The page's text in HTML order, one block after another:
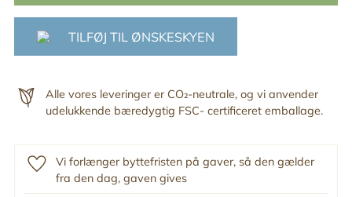
TILFØJ TIL ØNSKESKYEN
Alle vores leveringer er CO₂-neutrale, og vi anvender
udelukkende bæredygtig FSC- certificeret emballage.
Vi forlænger byttefristen på gaver, så den gælder
fra den dag, gaven gives